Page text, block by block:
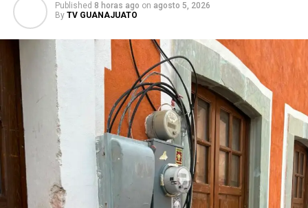
Published 8 horas ago on agosto 5, 2026
By TV GUANAJUATO